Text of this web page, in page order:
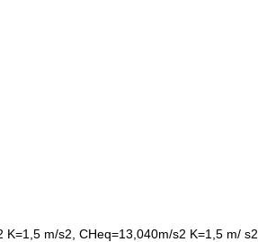
m/s2, CHeq=13,040m/s2 K=1,5 m/ s2